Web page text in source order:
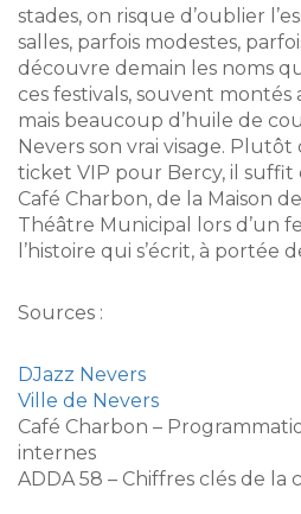
stades, on risque d’oublier
salles, parfois modestes,
découvre demain les noms
ces festivals, souvent
mais beaucoup d’huile de
Nevers son vrai visage.
ticket VIP pour Bercy, il suffit
Café Charbon, de la Maison
Théâtre Municipal lors d’un
l’histoire qui s’écrit, à portée
Sources :
DJazz Nevers
Ville de Nevers
Café Charbon –
internes
ADDA 58 – Chiffres clés de